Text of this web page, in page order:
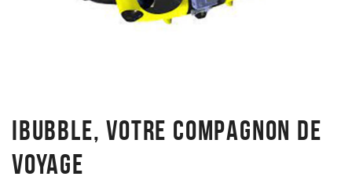
IBUBBLE, VOTRE COMPAGNON DE
VOYAGE